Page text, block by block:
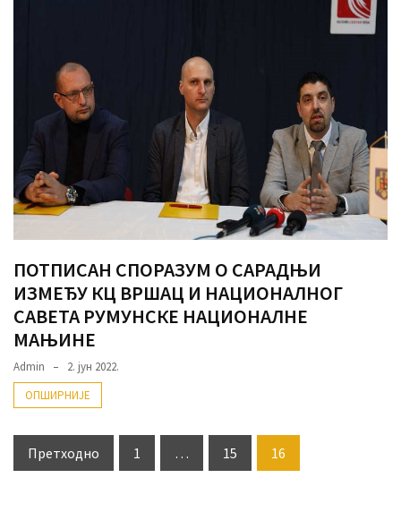
ПОТПИСАН СПОРАЗУМ О САРАДЊИ
ИЗМЕЂУ КЦ ВРШАЦ И НАЦИОНАЛНОГ
САВЕТА РУМУНСКЕ НАЦИОНАЛНЕ
МАЊИНЕ
Admin
2. јун 2022.
ОПШИРНИЈЕ
Пагинација
Претходно 1 … 15 16